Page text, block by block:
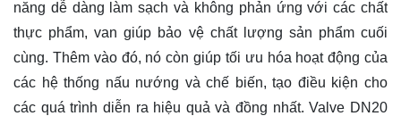
năng dễ dàng làm sạch và không phản ứng với các chất
thực phẩm, van giúp bảo vệ chất lượng sản phẩm cuối
cùng. Thêm vào đó, nó còn giúp tối ưu hóa hoạt động của
các hệ thống nấu nướng và chế biến, tạo điều kiện cho
các quá trình diễn ra hiệu quả và đồng nhất. Valve DN20